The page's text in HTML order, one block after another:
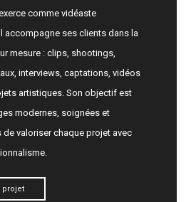
comme vidéaste
accompagne ses clients dans la
mesure : clips, shootings,
interviews, captations, vidéos
artistiques. Son objectif est
modernes, soignées et
valoriser chaque projet avec
projet